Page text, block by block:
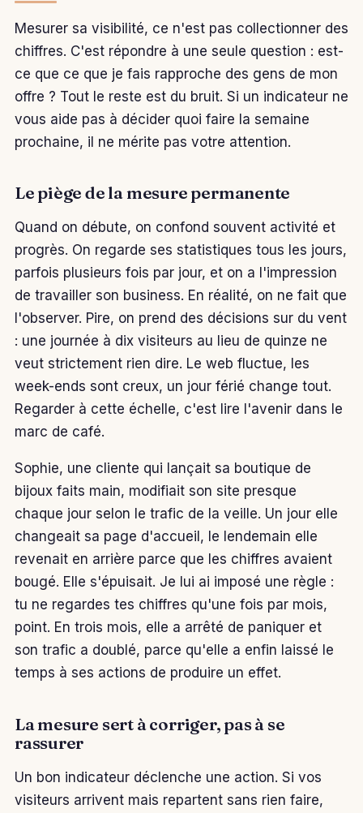
Mesurer sa visibilité, ce n'est pas collectionner des
chiffres. C'est répondre à une seule question : est-
ce que ce que je fais rapproche des gens de mon
offre ? Tout le reste est du bruit. Si un indicateur ne
vous aide pas à décider quoi faire la semaine
prochaine, il ne mérite pas votre attention.
Le piège de la mesure permanente
Quand on débute, on confond souvent activité et
progrès. On regarde ses statistiques tous les jours,
parfois plusieurs fois par jour, et on a l'impression
de travailler son business. En réalité, on ne fait que
l'observer. Pire, on prend des décisions sur du vent
: une journée à dix visiteurs au lieu de quinze ne
veut strictement rien dire. Le web fluctue, les
week-ends sont creux, un jour férié change tout.
Regarder à cette échelle, c'est lire l'avenir dans le
marc de café.
Sophie, une cliente qui lançait sa boutique de
bijoux faits main, modifiait son site presque
chaque jour selon le trafic de la veille. Un jour elle
changeait sa page d'accueil, le lendemain elle
revenait en arrière parce que les chiffres avaient
bougé. Elle s'épuisait. Je lui ai imposé une règle :
tu ne regardes tes chiffres qu'une fois par mois,
point. En trois mois, elle a arrêté de paniquer et
son trafic a doublé, parce qu'elle a enfin laissé le
temps à ses actions de produire un effet.
La mesure sert à corriger, pas à se
rassurer
Un bon indicateur déclenche une action. Si vos
visiteurs arrivent mais repartent sans rien faire,